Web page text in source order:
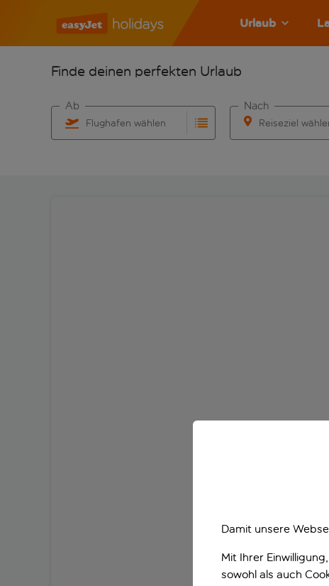
Urlaub
Finde deinen perfekten Urlaub
Flughafen wählen
Ab
Reiseziel
Nach
Damit unsere
Mit Ihrer
sowohl als auch